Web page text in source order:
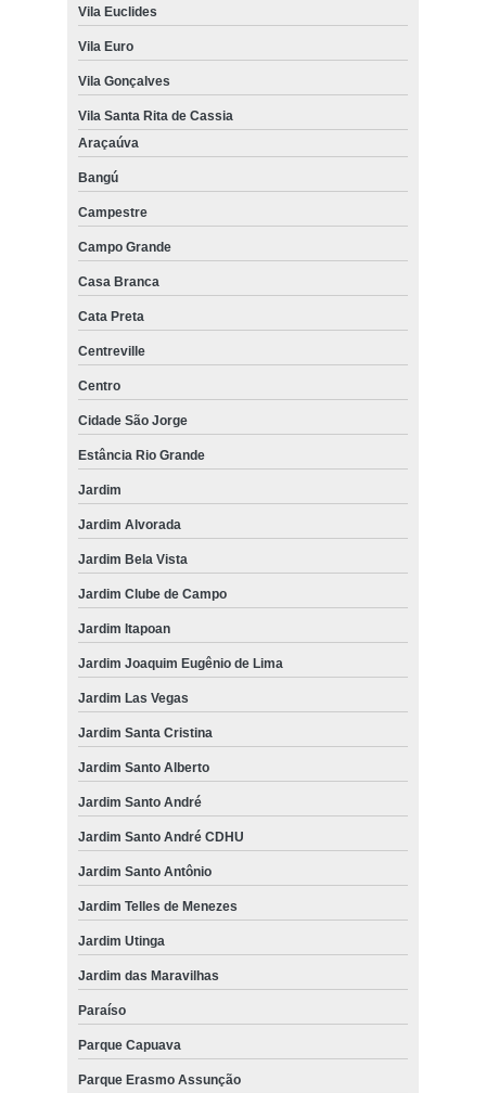
Vila Euclides
Vila Euro
Vila Gonçalves
Vila Santa Rita de Cassia
Araçaúva
Bangú
Campestre
Campo Grande
Casa Branca
Cata Preta
Centreville
Centro
Cidade São Jorge
Estância Rio Grande
Jardim
Jardim Alvorada
Jardim Bela Vista
Jardim Clube de Campo
Jardim Itapoan
Jardim Joaquim Eugênio de Lima
Jardim Las Vegas
Jardim Santa Cristina
Jardim Santo Alberto
Jardim Santo André
Jardim Santo André CDHU
Jardim Santo Antônio
Jardim Telles de Menezes
Jardim Utinga
Jardim das Maravilhas
Paraíso
Parque Capuava
Parque Erasmo Assunção